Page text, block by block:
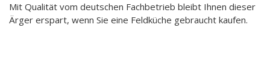
Mit Qualität vom deutschen Fachbetrieb bleibt Ihnen dieser
Ärger erspart, wenn Sie eine Feldküche gebraucht kaufen.